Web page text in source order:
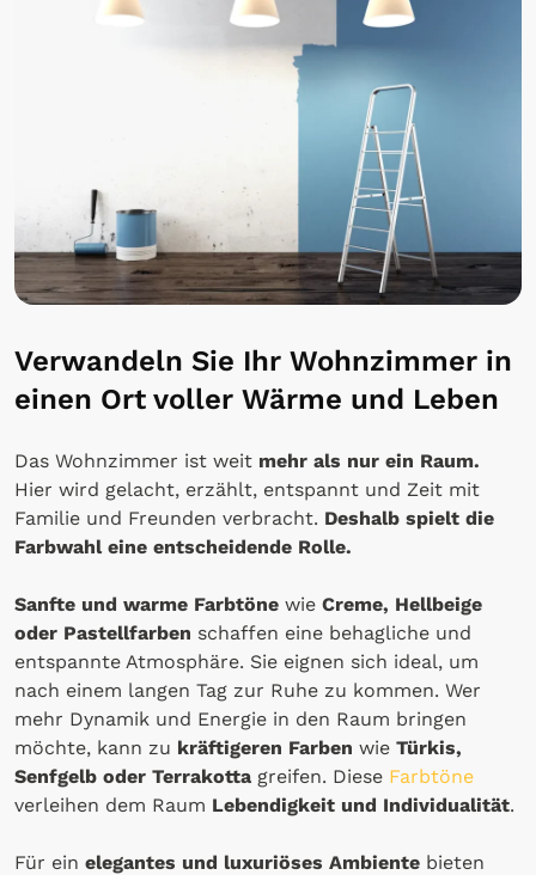
Verwandeln Sie Ihr Wohnzimmer in
einen Ort voller Wärme und Leben
Das Wohnzimmer ist weit mehr als nur ein Raum.
Hier wird gelacht, erzählt, entspannt und Zeit mit
Familie und Freunden verbracht. Deshalb spielt die
Farbwahl eine entscheidende Rolle.
Sanfte und warme Farbtöne wie Creme, Hellbeige
oder Pastellfarben schaffen eine behagliche und
entspannte Atmosphäre. Sie eignen sich ideal, um
nach einem langen Tag zur Ruhe zu kommen. Wer
mehr Dynamik und Energie in den Raum bringen
möchte, kann zu kräftigeren Farben wie Türkis,
Senfgelb oder Terrakotta greifen. Diese Farbtöne
verleihen dem Raum Lebendigkeit und Individualität.
Für ein elegantes und luxuriöses Ambiente bieten